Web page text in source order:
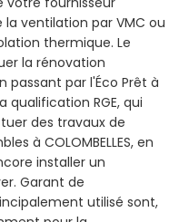
la ventilation par VMC ou
thermique. Le
la rénovation
par l'Éco Prêt à
qualification RGE, qui
des travaux de
à COLOMBELLES, en
installer un
Garant de
utilisé sont,